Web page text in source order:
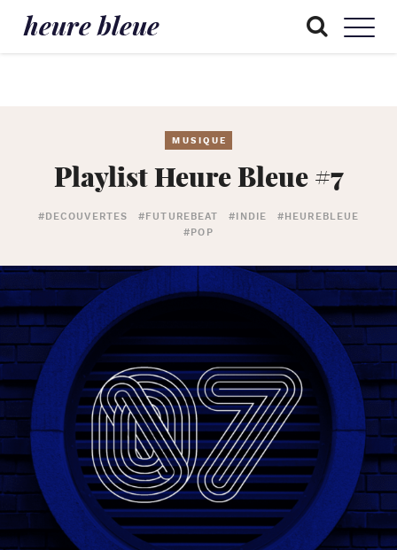
heure bleue
MUSIQUE
Playlist Heure Bleue #7
#DECOUVERTES #FUTUREBEAT #INDIE
#HEUREBLEUE
#POP